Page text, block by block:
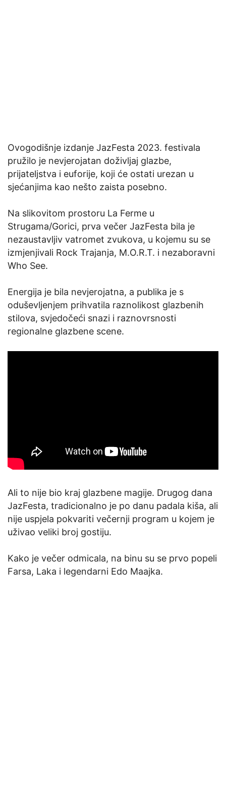
Ovogodišnje izdanje JazFesta 2023. festivala
pružilo je nevjerojatan doživljaj glazbe,
prijateljstva i euforije, koji će ostati urezan u
sjećanjima kao nešto zaista posebno.
Na slikovitom prostoru La Ferme u
Strugama/Gorici, prva večer JazFesta bila je
nezaustavljiv vatromet zvukova, u kojemu su se
izmjenjivali Rock Trajanja, M.O.R.T. i nezaboravni
Who See.
Energija je bila nevjerojatna, a publika je s
oduševljenjem prihvatila raznolikost glazbenih
stilova, svjedočeći snazi i raznovrsnosti
regionalne glazbene scene.
Ali to nije bio kraj glazbene magije. Drugog dana
JazFesta, tradicionalno je po danu padala kiša, ali
nije uspjela pokvariti večernji program u kojem je
uživao veliki broj gostiju.
Kako je večer odmicala, na binu su se prvo popeli
Farsa, Laka i legendarni Edo Maajka.